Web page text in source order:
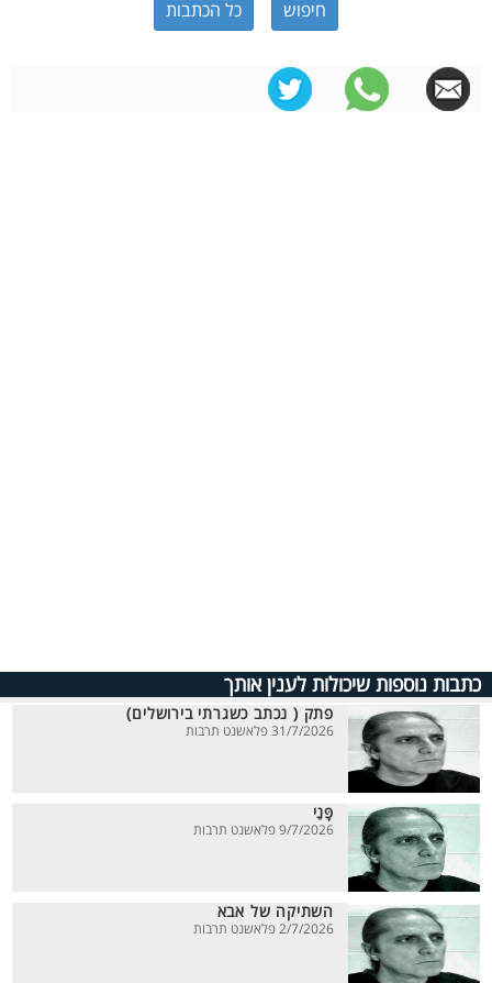
כל הכתבות
כתבות נוספות שיכולות לענין אותך
פתק ( נכתב כשגרתי בירושלים)
31/7/2026 פלאשנט תרבות
פָּנַי
9/7/2026 פלאשנט תרבות
השתיקה של אבא
2/7/2026 פלאשנט תרבות